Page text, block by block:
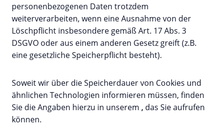
personenbezogenen Daten trotzdem
weiterverarbeiten, wenn eine Ausnahme von der
Löschpflicht insbesondere gemäß Art. 17 Abs. 3
DSGVO oder aus einem anderen Gesetz greift (z.B.
eine gesetzliche Speicherpflicht besteht).
Soweit wir über die Speicherdauer von Cookies und
ähnlichen Technologien informieren müssen, finden
Sie die Angaben hierzu in unserem , das Sieaufrufen
können.